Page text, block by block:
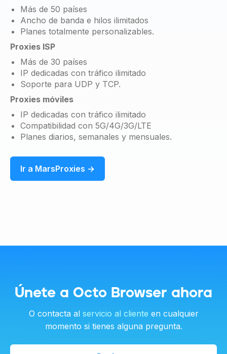
Más de 50 países
Ancho de banda e hilos ilimitados
Planes totalmente personalizables.
Proxies ISP
Más de 30 países
IP dedicadas con tráfico ilimitado
Soporte para UDP y TCP.
Proxies móviles
IP dedicadas con tráfico ilimitado
Compatibilidad con 5G/4G/3G/LTE
Planes diarios, semanales y mensuales.
Ir a MarsProxies →
Únete a Octo Browser ahora
O contacta al servicio al cliente en cualquier
momento si tienes alguna pregunta.